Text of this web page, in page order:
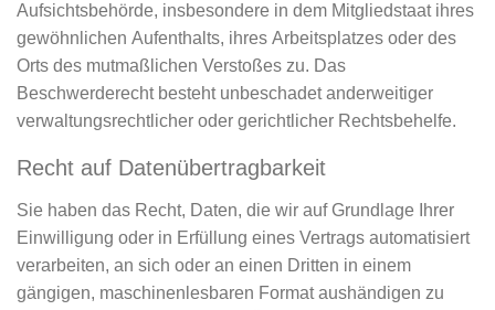
Aufsichtsbehörde, insbesondere in dem Mitgliedstaat ihres
gewöhnlichen Aufenthalts, ihres Arbeitsplatzes oder des
Orts des mutmaßlichen Verstoßes zu. Das
Beschwerderecht besteht unbeschadet anderweitiger
verwaltungsrechtlicher oder gerichtlicher Rechtsbehelfe.
Recht auf Daten­übertrag­barkeit
Sie haben das Recht, Daten, die wir auf Grundlage Ihrer
Einwilligung oder in Erfüllung eines Vertrags automatisiert
verarbeiten, an sich oder an einen Dritten in einem
gängigen, maschinenlesbaren Format aushändigen zu